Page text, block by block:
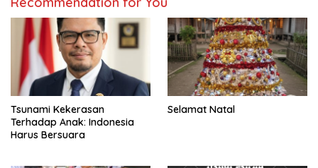
Tsunami Kekerasan
Terhadap Anak: Indonesia
Harus Bersuara
Selamat Natal